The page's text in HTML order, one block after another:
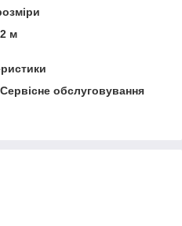
2 м
Сервісне обслуговування